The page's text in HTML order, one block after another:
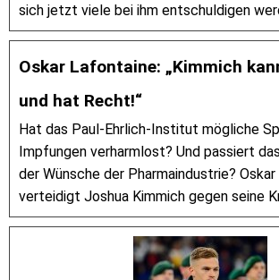
sich jetzt viele bei ihm entschuldigen
Oskar Lafontaine: „Kimmich
und hat Recht!“
Hat das Paul-Ehrlich-Institut mögliche
Impfungen verharmlost? Und passiert
der Wünsche der Pharmaindustrie?
verteidigt Joshua Kimmich gegen seine